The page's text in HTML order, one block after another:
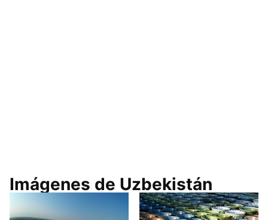
Imágenes de Uzbekistán